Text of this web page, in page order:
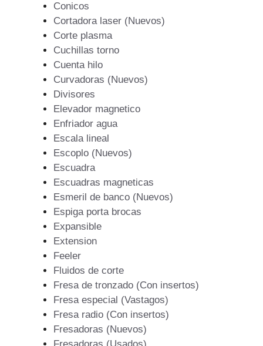
Conicos
Cortadora laser (Nuevos)
Corte plasma
Cuchillas torno
Cuenta hilo
Curvadoras (Nuevos)
Divisores
Elevador magnetico
Enfriador agua
Escala lineal
Escoplo (Nuevos)
Escuadra
Escuadras magneticas
Esmeril de banco (Nuevos)
Espiga porta brocas
Expansible
Extension
Feeler
Fluidos de corte
Fresa de tronzado (Con insertos)
Fresa especial (Vastagos)
Fresa radio (Con insertos)
Fresadoras (Nuevos)